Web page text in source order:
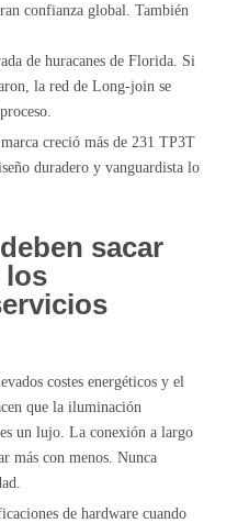
confianza global. También
de huracanes de Florida. Si
la red de Long-join se
creció más de 231 TP3T
duradero y vanguardista lo
sacar
los
costes energéticos y el
que la iluminación
un lujo. La conexión a largo
más con menos. Nunca
de hardware cuando